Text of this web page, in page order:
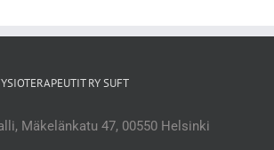
RY SUFT
Mäkelänkatu 47, 00550 Helsinki